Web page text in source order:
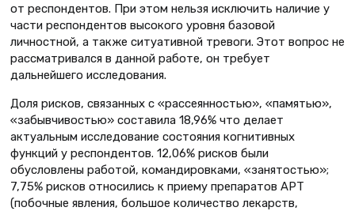
от респондентов. При этом нельзя исключить наличие у
части респондентов высокого уровня базовой
личностной, а также ситуативной тревоги. Этот вопрос не
рассматривался в данной работе, он требует
дальнейшего исследования.
Доля рисков, связанных с «рассеянностью», «памятью»,
«забывчивостью» составила 18,96% что делает
актуальным исследование состояния когнитивных
функций у респондентов. 12,06% рисков были
обусловлены работой, командировками, «занятостью»;
7,75% рисков относились к приему препаратов АРТ
(побочные явления, большое количество лекарств,